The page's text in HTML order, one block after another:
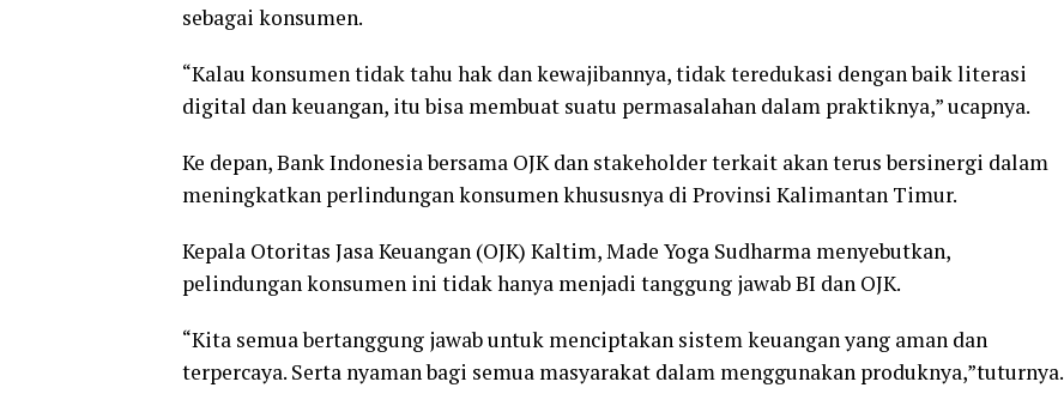
sebagai konsumen.
“Kalau konsumen tidak tahu hak dan kewajibannya, tidak teredukasi dengan baik literasi
digital dan keuangan, itu bisa membuat suatu permasalahan dalam praktiknya,” ucapnya.
Ke depan, Bank Indonesia bersama OJK dan stakeholder terkait akan terus bersinergi dalam
meningkatkan perlindungan konsumen khususnya di Provinsi Kalimantan Timur.
Kepala Otoritas Jasa Keuangan (OJK) Kaltim, Made Yoga Sudharma menyebutkan,
pelindungan konsumen ini tidak hanya menjadi tanggung jawab BI dan OJK.
“Kita semua bertanggung jawab untuk menciptakan sistem keuangan yang aman dan
terpercaya. Serta nyaman bagi semua masyarakat dalam menggunakan produknya,”tuturnya.